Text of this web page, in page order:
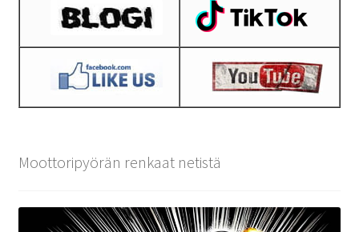
Moottoripyörän renkaat netistä